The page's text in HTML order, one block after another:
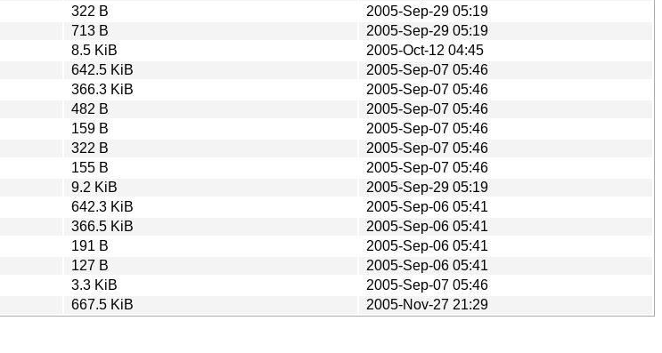
322 B
2005-Sep-29 05:19
713 B
2005-Sep-29 05:19
8.5 KiB
2005-Oct-12 04:45
642.5 KiB
2005-Sep-07 05:46
366.3 KiB
2005-Sep-07 05:46
482 B
2005-Sep-07 05:46
159 B
2005-Sep-07 05:46
322 B
2005-Sep-07 05:46
155 B
2005-Sep-07 05:46
9.2 KiB
2005-Sep-29 05:19
642.3 KiB
2005-Sep-06 05:41
366.5 KiB
2005-Sep-06 05:41
191 B
2005-Sep-06 05:41
127 B
2005-Sep-06 05:41
3.3 KiB
2005-Sep-07 05:46
667.5 KiB 2005-Nov-27 21:29